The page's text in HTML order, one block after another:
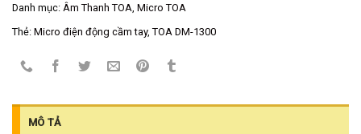
Danh mục: Âm Thanh TOA Micro TOA
Thẻ: Micro điện động cầm tay, TOA DM-1300
MÔ TẢ